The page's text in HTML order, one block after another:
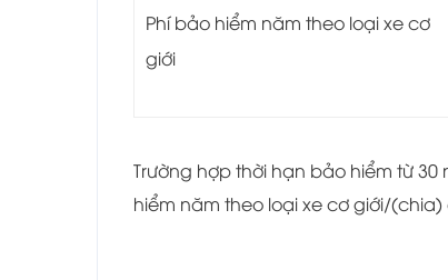
Phí bảo hiểm năm theo loại xe cơ
giới
Trường hợp thời hạn bảo hiểm từ
hiểm năm theo loại xe cơ giới/